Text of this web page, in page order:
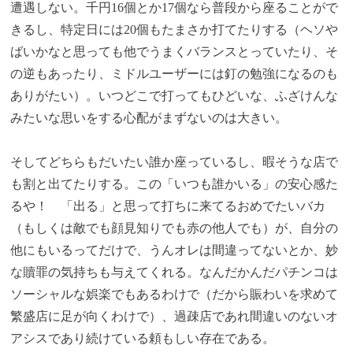
遭遇しない。千円16個とか17個なら普段から座ることがで
きるし、特定日には20個もたまさか打てたりする（ヘソや
ばいかなと思っても他でうまくバランスとっていたり、そ
の逆もあったり、ミドルユーザーには釘の勉強になるのも
ありがたい）。いつどこで打ってもひどいな、ふざけんな
みたいな思いをする心配がまずないのは大きい。
そしてどちらもだいたい誰か座っているし、暇そうな店で
も割と出てたりする。この「いつも誰かいる」の安心感た
るや！ 「出る」と思って打ちに来てるおめでたいバカ
（もしくは敵でも顔見知りでも赤の他人でも）が、自分の
他にもいるってだけで、うんオレは間違ってないとか、妙
な贖罪の気持ちも与えてくれる。なんだかんだパチンコは
ソーシャルな娯楽でもあるわけで（だから賑わいを求めて
繁盛店に足が向くわけで）、過疎店であれ間違いのないオ
アシスであり続けている頼もしい存在である。